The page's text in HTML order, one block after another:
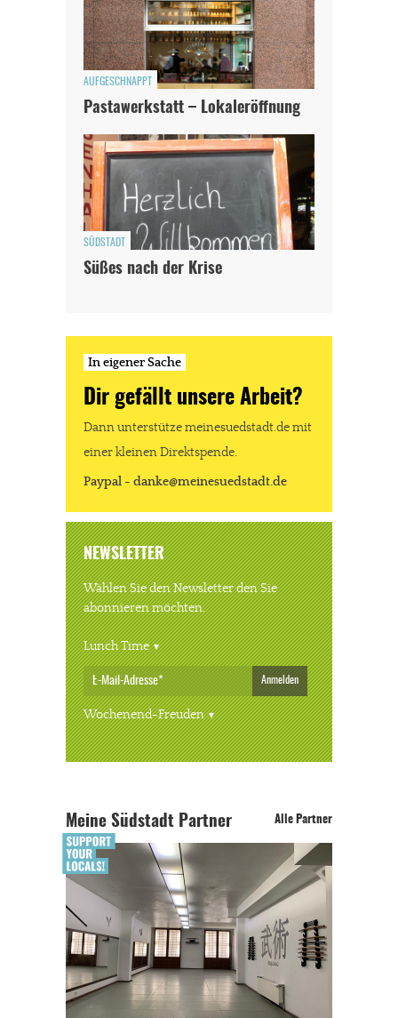
AUFGESCHNAPPT
Pastawerkstatt – Lokaleröffnung
SÜDSTADT
Süßes nach der Krise
In eigener Sache
Dir gefällt unsere Arbeit?
Dann unterstütze meinesuedstadt.de mit
einer kleinen Direktspende.
Paypal - danke@meinesuedstadt.de
NEWSLETTER
Wählen Sie den Newsletter den Sie
abonnieren möchten.
Lunch Time
Anmelden
Wochenend-Freuden
Meine Südstadt Partner Alle Partner